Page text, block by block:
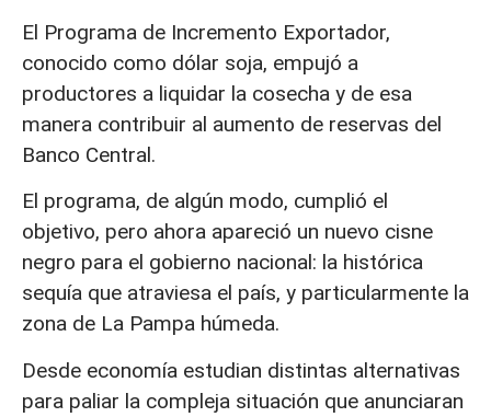
El Programa de Incremento Exportador,
conocido como dólar soja, empujó a
productores a liquidar la cosecha y de esa
manera contribuir al aumento de reservas del
Banco Central.
El programa, de algún modo, cumplió el
objetivo, pero ahora apareció un nuevo cisne
negro para el gobierno nacional: la histórica
sequía que atraviesa el país, y particularmente la
zona de La Pampa húmeda.
Desde economía estudian distintas alternativas
para paliar la compleja situación que anunciaran